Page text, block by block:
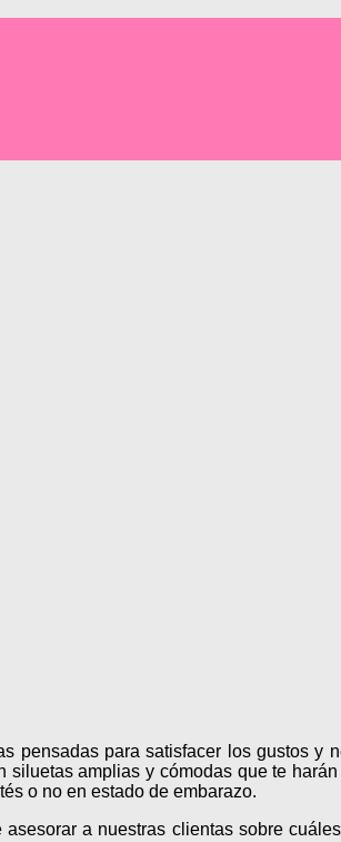
pensadas para satisfacer los gustos y
amplias y cómodas que te
o no en estado de embarazo.
a nuestras clientas sobre